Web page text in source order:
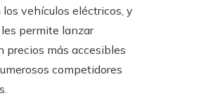
vehículos eléctricos, y
permite lanzar
precios más accesibles
competidores